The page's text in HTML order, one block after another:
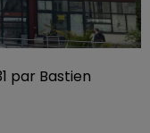
par Bastien